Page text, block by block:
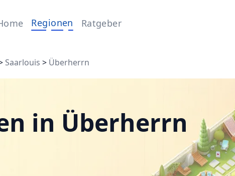
Regionen Ratgeber
Saarlouis > Überherrn
in Überherrn